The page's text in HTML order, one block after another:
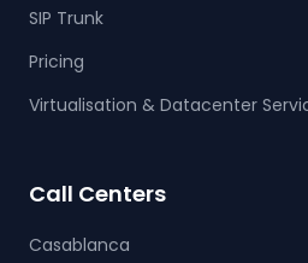
SIP Trunk
Pricing
Virtualisation & Datacenter
Call Centers
Casablanca